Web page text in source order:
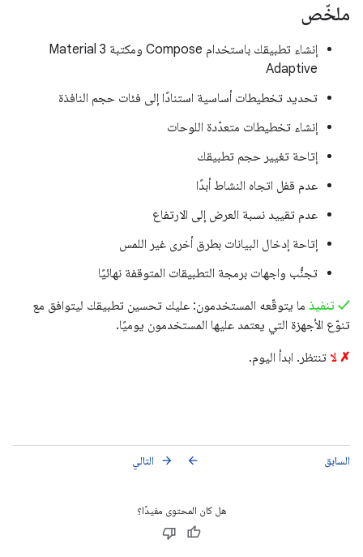
ملخّص
إنشاء تطبيقك باستخدام Compose ومكتبة Material 3
Adaptive
تحديد تخطيطات أساسية استنادًا إلى فئات حجم النافذة
إنشاء تخطيطات متعدّدة اللوحات
إتاحة تغيير حجم تطبيقك
عدم قفل اتجاه النشاط أبدًا
عدم تقييد نسبة العرض إلى الارتفاع
إتاحة إدخال البيانات بطرق أخرى غير اللمس
تجنُّب واجهات برمجة التطبيقات المتوقفة نهائيًا
✓ تنفيذ ما يتوقّعه المستخدمون: عليك تحسين تطبيقك ليتوافق مع
تنوّع الأجهزة التي يعتمد عليها المستخدمون يوميًا.
✗ لا تنتظر. ابدأ اليوم.
السابق arrow_back التالي arrow_forward
هل كان المحتوى مفيدًا؟